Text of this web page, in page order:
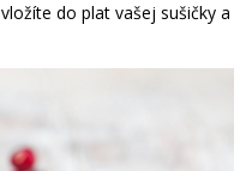
do plat vašej sušičky a